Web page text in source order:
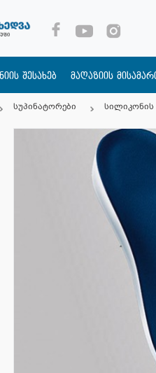
შესახებ მაღაზიის
სუპინატორები სილიკონის